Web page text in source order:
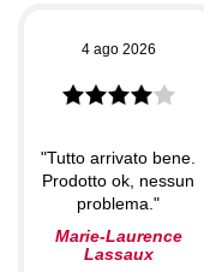
4 ago 2026
"Tutto arrivato bene.
Prodotto ok, nessun
problema."
Marie-Laurence
Lassaux